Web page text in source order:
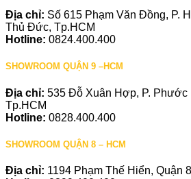
Địa chỉ: Số 615 Phạm Văn Đồng, P.
Thủ Đức, Tp.HCM
Hotline: 0824.400.400
SHOWROOM QUẬN 9 –HCM
Địa chỉ: 535 Đỗ Xuân Hợp, P. Phước
Tp.HCM
Hotline: 0828.400.400
SHOWROOM QUẬN 8 – HCM
Địa chỉ: 1194 Phạm Thế Hiển, Quận